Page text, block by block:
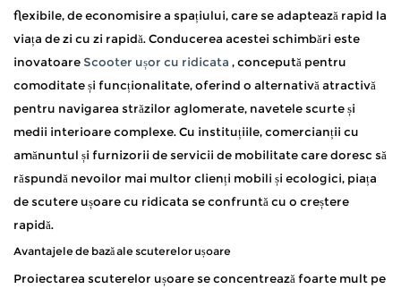
flexibile, de economisire a spațiului, care se adaptează rapid la
viața de zi cu zi rapidă. Conducerea acestei schimbări este
inovatoare Scooter ușor cu ridicata , concepută pentru
comoditate și funcționalitate, oferind o alternativă atractivă
pentru navigarea străzilor aglomerate, navetele scurte și
medii interioare complexe. Cu instituțiile, comercianții cu
amănuntul și furnizorii de servicii de mobilitate care doresc să
răspundă nevoilor mai multor clienți mobili și ecologici, piața
de scutere ușoare cu ridicata se confruntă cu o creștere
rapidă.
Avantajele de bază ale scuterelor ușoare
Proiectarea scuterelor ușoare se concentrează foarte mult pe